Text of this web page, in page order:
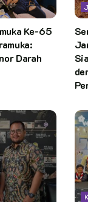
Ke-65
Darah